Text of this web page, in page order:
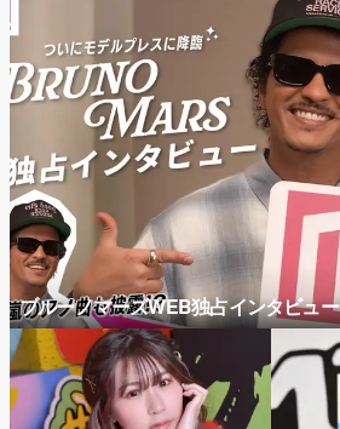
ブルーノマーズWEB独占インタビュー